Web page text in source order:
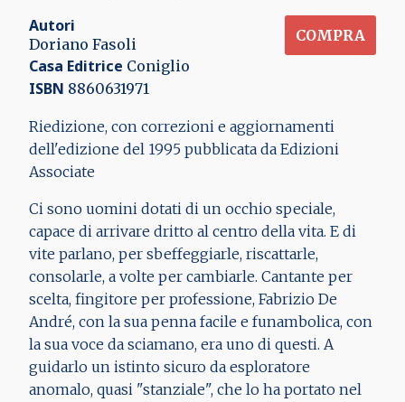
Autori
Doriano Fasoli
Casa Editrice Coniglio
ISBN 8860631971
COMPRA
Riedizione, con correzioni e aggiornamenti
dell'edizione del 1995 pubblicata da Edizioni
Associate
Ci sono uomini dotati di un occhio speciale,
capace di arrivare dritto al centro della vita. E di
vite parlano, per sbeffeggiarle, riscattarle,
consolarle, a volte per cambiarle. Cantante per
scelta, fingitore per professione, Fabrizio De
André, con la sua penna facile e funambolica, con
la sua voce da sciamano, era uno di questi. A
guidarlo un istinto sicuro da esploratore
anomalo, quasi "stanziale", che lo ha portato nel